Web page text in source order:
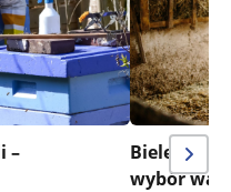
–
Bielenie
wybór